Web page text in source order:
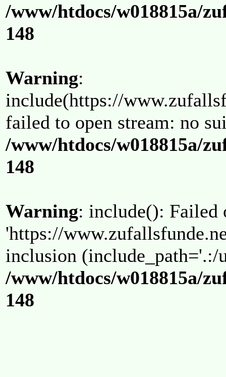
/www/htdocs/w018815a/
148
Warning:
include(https://
failed to open stream: no
/www/htdocs/w018815a/
148
Warning: include(): Failed
'https://
inclusion (include_path='.:/
/www/htdocs/w018815a/
148